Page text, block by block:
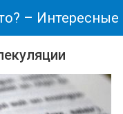
–